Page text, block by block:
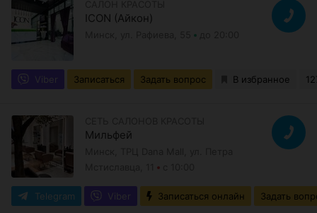
ICON (Айкон)
Viber Записаться Задать вопрос В избранное
Мильфей
Telegram Viber Записаться онлайн Задать